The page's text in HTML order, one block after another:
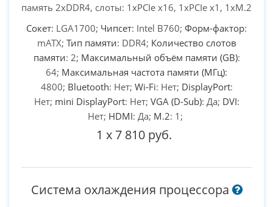
память 2xDDR4, слоты: 1xPCIe x16, 1xPCIe x1, 1xM.2
Сокет: LGA1700; Чипсет: Intel B760; Форм-фактор:
mATX; Тип памяти: DDR4; Количество слотов
памяти: 2; Максимальный объём памяти (GB):
64; Максимальная частота памяти (МГц):
4800; Bluetooth: Нет; Wi-Fi: Нет; DisplayPort:
Нет; mini DisplayPort: Нет; VGA (D-Sub): Да; DVI:
Нет; HDMI: Да; M.2: 1;
1 x 7 810 руб.
Система охлаждения процессора